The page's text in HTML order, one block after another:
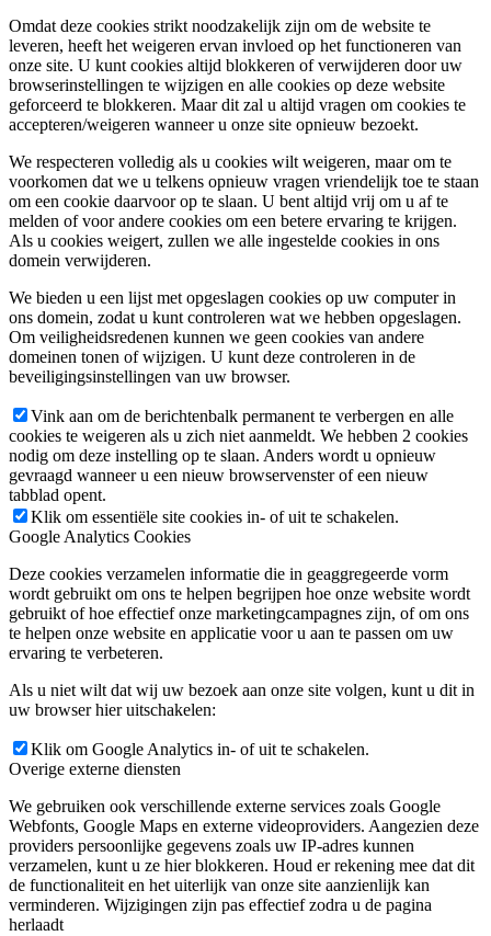
Omdat deze cookies strikt noodzakelijk zijn om de website te
leveren, heeft het weigeren ervan invloed op het functioneren van
onze site. U kunt cookies altijd blokkeren of verwijderen door uw
browserinstellingen te wijzigen en alle cookies op deze website
geforceerd te blokkeren. Maar dit zal u altijd vragen om cookies te
accepteren/weigeren wanneer u onze site opnieuw bezoekt.
We respecteren volledig als u cookies wilt weigeren, maar om te
voorkomen dat we u telkens opnieuw vragen vriendelijk toe te staan
om een cookie daarvoor op te slaan. U bent altijd vrij om u af te
melden of voor andere cookies om een betere ervaring te krijgen.
Als u cookies weigert, zullen we alle ingestelde cookies in ons
domein verwijderen.
We bieden u een lijst met opgeslagen cookies op uw computer in
ons domein, zodat u kunt controleren wat we hebben opgeslagen.
Om veiligheidsredenen kunnen we geen cookies van andere
domeinen tonen of wijzigen. U kunt deze controleren in de
beveiligingsinstellingen van uw browser.
Vink aan om de berichtenbalk permanent te verbergen en alle
cookies te weigeren als u zich niet aanmeldt. We hebben 2 cookies
nodig om deze instelling op te slaan. Anders wordt u opnieuw
gevraagd wanneer u een nieuw browservenster of een nieuw
tabblad opent.
Klik om essentiële site cookies in- of uit te schakelen.
Google Analytics Cookies
Deze cookies verzamelen informatie die in geaggregeerde vorm
wordt gebruikt om ons te helpen begrijpen hoe onze website wordt
gebruikt of hoe effectief onze marketingcampagnes zijn, of om ons
te helpen onze website en applicatie voor u aan te passen om uw
ervaring te verbeteren.
Als u niet wilt dat wij uw bezoek aan onze site volgen, kunt u dit in
uw browser hier uitschakelen:
Klik om Google Analytics in- of uit te schakelen.
Overige externe diensten
We gebruiken ook verschillende externe services zoals Google
Webfonts, Google Maps en externe videoproviders. Aangezien deze
providers persoonlijke gegevens zoals uw IP-adres kunnen
verzamelen, kunt u ze hier blokkeren. Houd er rekening mee dat dit
de functionaliteit en het uiterlijk van onze site aanzienlijk kan
verminderen. Wijzigingen zijn pas effectief zodra u de pagina
herlaadt